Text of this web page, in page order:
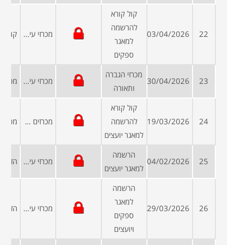
22
03/04/2026
קול קורא
להרשמה
למאגר
ספקים
מכרזי עיריות ומועצות
23
30/04/2026
מכרזי הגברה
ותאורה
מכרזי עיריות ומועצות
24
19/03/2026
קול קורא
להרשמה
למאגר יועצים
מכרזים פומביים
25
04/02/2026
הרשמה
למאגר יועצים
מכרזי עיריות ומועצות
26
29/03/2026
הרשמה
למאגר
ספקים
ויועצים
מכרזי עיריות ומועצות